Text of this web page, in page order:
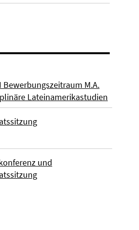
Bewerbungszeitraum M.A.
Lateinamerikastudien
und